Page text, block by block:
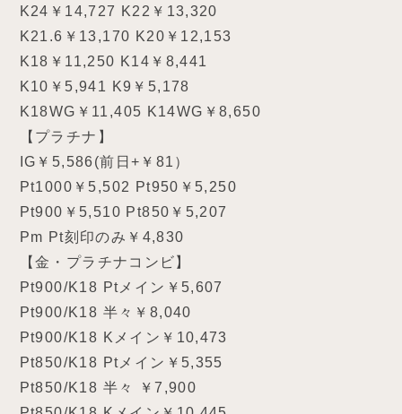
K24￥14,727 K22￥13,320
K21.6￥13,170 K20￥12,153
K18￥11,250 K14￥8,441
K10￥5,941 K9￥5,178
K18WG￥11,405 K14WG￥8,650
【プラチナ】
IG￥5,586(前日+￥81）
Pt1000￥5,502 Pt950￥5,250
Pt900￥5,510 Pt850￥5,207
Pm Pt刻印のみ￥4,830
【金・プラチナコンビ】
Pt900/K18 Ptメイン￥5,607
Pt900/K18 半々￥8,040
Pt900/K18 Kメイン￥10,473
Pt850/K18 Ptメイン￥5,355
Pt850/K18 半々 ￥7,900